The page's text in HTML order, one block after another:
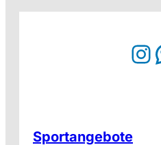
Instagram
Sportangebote